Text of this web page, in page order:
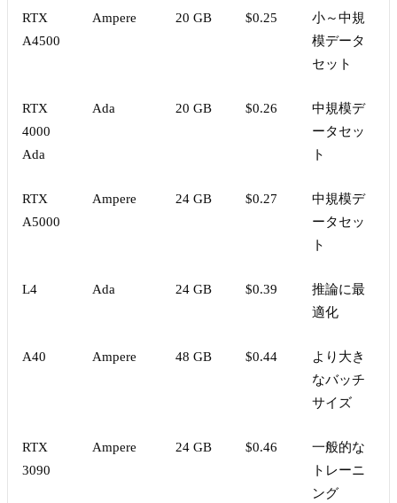
RTX
A4500
Ampere 20 GB $0.25
小～中規
模データ
セット
RTX
4000
Ada
Ada 20 GB $0.26
中規模デ
ータセッ
ト
RTX
A5000
Ampere 24 GB $0.27
中規模デ
ータセッ
ト
L4 Ada 24 GB $0.39
推論に最
適化
A40 Ampere 48 GB $0.44
より大き
なバッチ
サイズ
RTX
3090
Ampere 24 GB $0.46
一般的な
トレーニ
ング